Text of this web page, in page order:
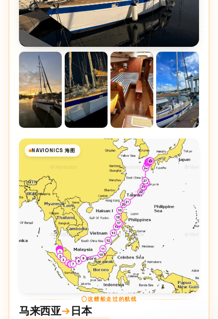
NAVIONICS 海图
这艘船走过的航线
马来西亚 日本